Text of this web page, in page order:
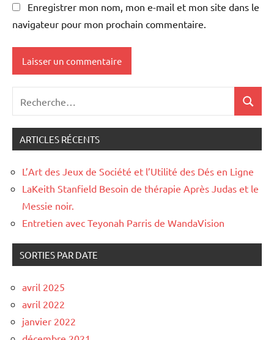
Enregistrer mon nom, mon e-mail et mon site dans le
navigateur pour mon prochain commentaire.
ARTICLES RÉCENTS
L’Art des Jeux de Société et l’Utilité des Dés en Ligne
LaKeith Stanfield Besoin de thérapie Après Judas et le
Messie noir.
Entretien avec Teyonah Parris de WandaVision
SORTIES PAR DATE
avril 2025
avril 2022
janvier 2022